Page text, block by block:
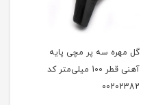
گل مهره سه پر مچی پایه
آهنی قطر 100 میلی‌متر کد
00202382